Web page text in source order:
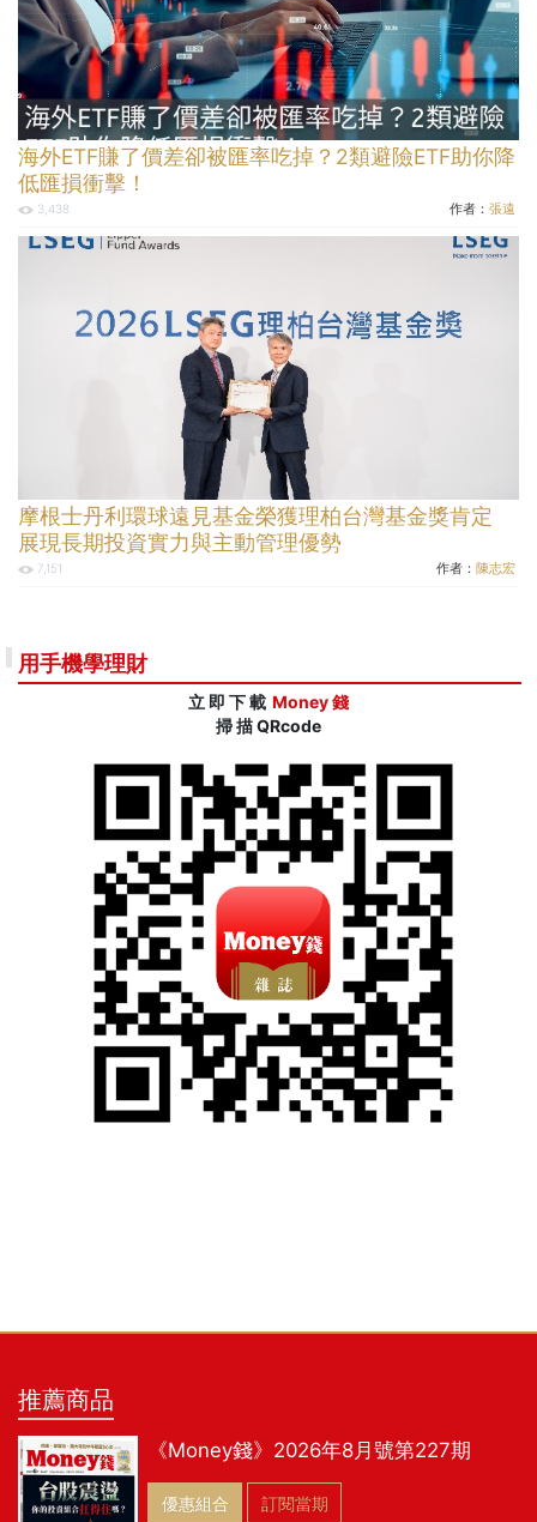
海外ETF賺了價差卻被匯率吃掉？2類避險ETF助你降
低匯損衝擊！
3,438 作者： 張遠
摩根士丹利環球遠見基金榮獲理柏台灣基金獎肯定
展現長期投資實力與主動管理優勢
7,151 作者： 陳志宏
用手機學理財
立 即 下 載 Money 錢
掃 描 QRcode
推薦商品
《Money錢》2026年8月號第227期
優惠組合 訂閱當期